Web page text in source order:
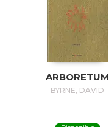
ARBORETUM
BYRNE, DAVID